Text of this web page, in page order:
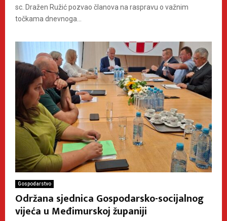
sc. Dražen Ružić pozvao članova na raspravu o važnim
točkama dnevnoga...
Gospodarstvo
Održana sjednica Gospodarsko-socijalnog
vijeća u Međimurskoj županiji